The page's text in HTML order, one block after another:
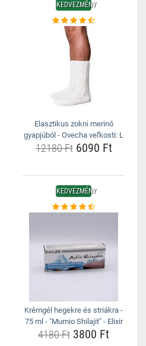
KEDVEZMÉNY
Elasztikus zokni merinó
gyapjúból - Ovecha veľkosti: L
12180 Ft6090 Ft
KEDVEZMÉNY
Krémgél hegekre és striákra -
75 ml - "Mumio Shilajit" - Elixir
4180 Ft 3800 Ft